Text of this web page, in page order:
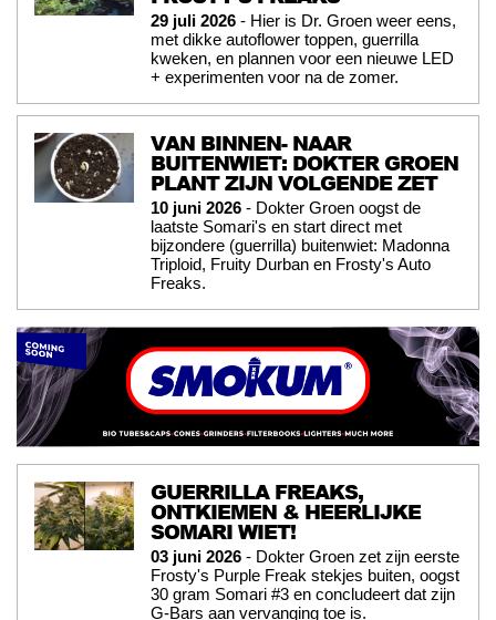
29 juli 2026 - Hier is Dr. Groen weer eens,
met dikke autoflower toppen, guerrilla
kweken, en plannen voor een nieuwe LED
+ experimenten voor na de zomer.
VAN BINNEN- NAAR
BUITENWIET: DOKTER GROEN
PLANT ZIJN VOLGENDE ZET
10 juni 2026 - Dokter Groen oogst de
laatste Somari's en start direct met
bijzondere (guerrilla) buitenwiet: Madonna
Triploid, Fruity Durban en Frosty's Auto
Freaks.
GUERRILLA FREAKS,
ONTKIEMEN & HEERLIJKE
SOMARI WIET!
03 juni 2026 - Dokter Groen zet zijn eerste
Frosty's Purple Freak stekjes buiten, oogst
30 gram Somari #3 en concludeert dat zijn
G-Bars aan vervanging toe is.